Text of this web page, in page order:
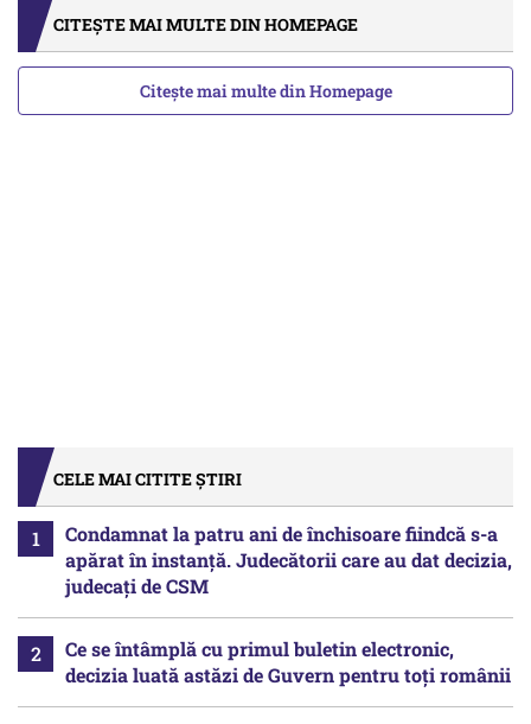
CITEȘTE MAI MULTE DIN HOMEPAGE
Citește mai multe din Homepage
CELE MAI CITITE ȘTIRI
Condamnat la patru ani de închisoare fiindcă s-a
apărat în instanță. Judecătorii care au dat decizia,
judecați de CSM
Ce se întâmplă cu primul buletin electronic,
decizia luată astăzi de Guvern pentru toți românii